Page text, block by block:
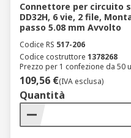
Connettore per circuito
DD32H, 6 vie, 2 file,
passo 5.08 mm Avvolto
Codice RS 517-206
Codice costruttore 1378268
Prezzo per 1 confezione da 50
109,56 €(IVA esclusa)
Quantità